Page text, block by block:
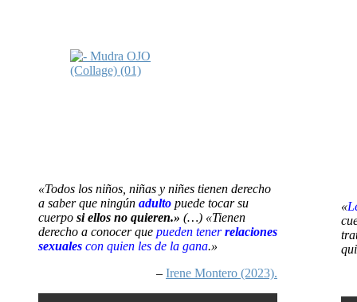
«Todos los niños, niñas y niñes tienen derecho
a saber que ningún adulto puede tocar su
cuerpo si ellos no quieren.» (…) «Tienen
derecho a conocer que pueden tenerrelaciones
sexuales con quien les de la gana.»
– Irene Montero (2023).
«